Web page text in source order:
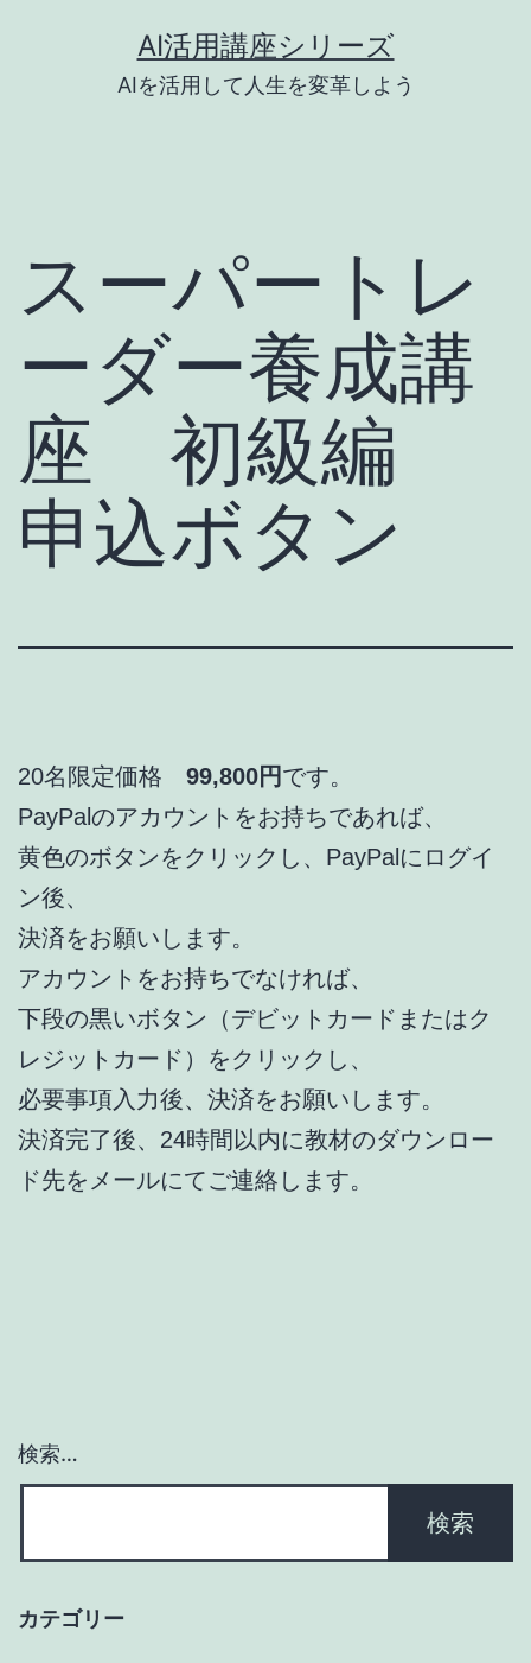
AI活用講座シリーズ
AIを活用して人生を変革しよう
スーパートレ
ーダー養成講
座 初級編
申込ボタン
20名限定価格 99,800円です。
PayPalのアカウントをお持ちであれば、
黄色のボタンをクリックし、PayPalにログイ
ン後、
決済をお願いします。
アカウントをお持ちでなければ、
下段の黒いボタン（デビットカードまたはク
レジットカード）をクリックし、
必要事項入力後、決済をお願いします。
決済完了後、24時間以内に教材のダウンロー
ド先をメールにてご連絡します。
検索…
カテゴリー